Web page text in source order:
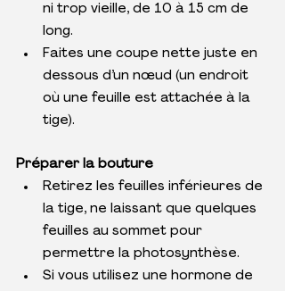
ni trop vieille, de 10 à 15 cm de
long.
Faites une coupe nette juste en
dessous d’un nœud (un endroit
où une feuille est attachée à la
tige).
Préparer la bouture
Retirez les feuilles inférieures de
la tige, ne laissant que quelques
feuilles au sommet pour
permettre la photosynthèse.
Si vous utilisez une hormone de